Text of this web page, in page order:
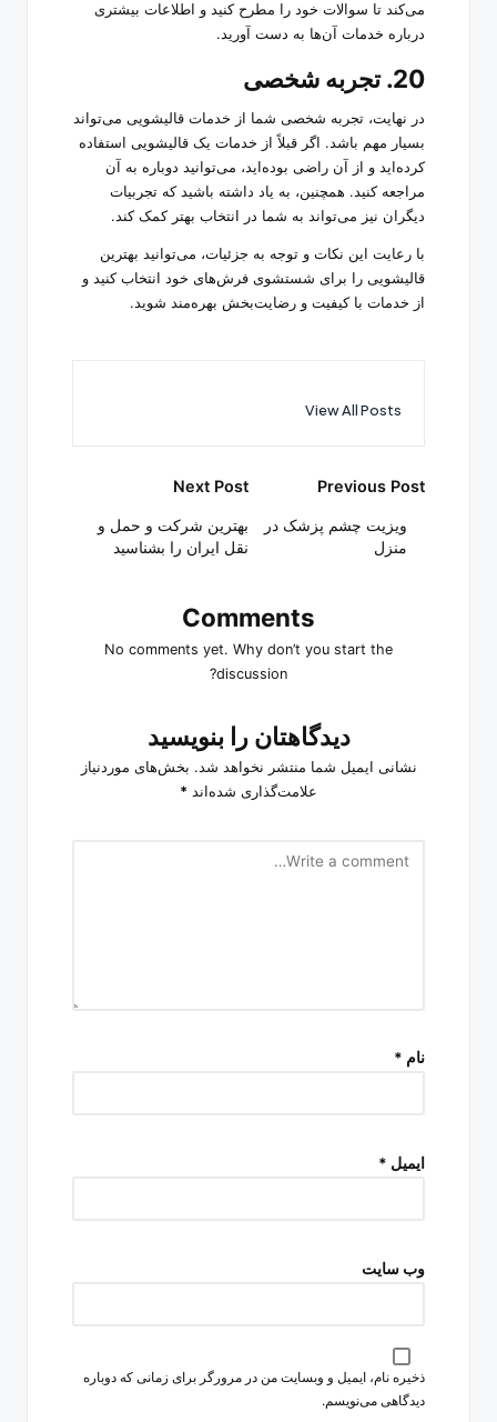
می‌کند تا سوالات خود را مطرح کنید و اطلاعات بیشتری
درباره خدمات آن‌ها به دست آورید.
20. تجربه شخصی
در نهایت، تجربه شخصی شما از خدمات قالیشویی می‌تواند
بسیار مهم باشد. اگر قبلاً از خدمات یک قالیشویی استفاده
کرده‌اید و از آن راضی بوده‌اید، می‌توانید دوباره به آن
مراجعه کنید. همچنین، به یاد داشته باشید که تجربیات
دیگران نیز می‌تواند به شما در انتخاب بهتر کمک کند.
با رعایت این نکات و توجه به جزئیات، می‌توانید بهترین
قالیشویی را برای شستشوی فرش‌های خود انتخاب کنید و
از خدمات با کیفیت و رضایت‌بخش بهره‌مند شوید.
View All Posts
Post
navigation
Previous Post
ویزیت چشم پزشک در
منزل
Next Post
بهترین شرکت و حمل و
نقل ایران را بشناسید
Comments
No comments yet. Why don’t you start the
discussion?
دیدگاهتان را بنویسید
نشانی ایمیل شما منتشر نخواهد شد. بخش‌های موردنیاز
علامت‌گذاری شده‌اند *
نام *
ایمیل *
وب‌ سایت
ذخیره نام، ایمیل و وبسایت من در مرورگر برای زمانی که دوباره
دیدگاهی می‌نویسم.